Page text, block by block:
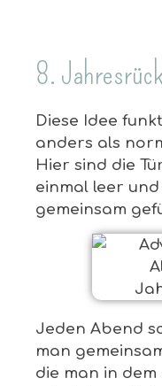
8.
Diese Idee
anders als
Hier sind die
einmal leer und
gemeinsam
Jeden Abend
man
die man in